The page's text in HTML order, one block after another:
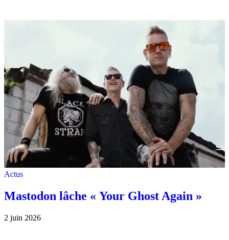
Actus
Mastodon lâche « Your Ghost Again »
2 juin 2026